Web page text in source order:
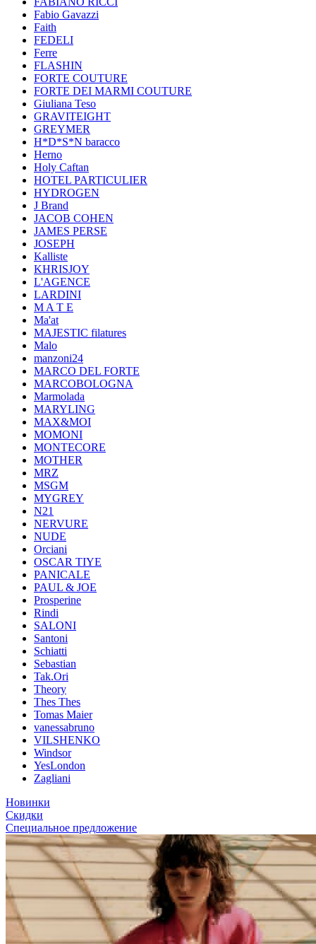
Fabio Gavazzi
Faith
FEDELI
Ferre
FLASHIN
FORTE COUTURE
FORTE DEI MARMI COUTURE
Giuliana Teso
GRAVITEIGHT
GREYMER
H*D*S*N baracco
Herno
Holy Caftan
HOTEL PARTICULIER
HYDROGEN
J Brand
JACOB COHEN
JAMES PERSE
JOSEPH
Kalliste
KHRISJOY
L'AGENCE
LARDINI
M A T E
Ma'at
MAJESTIC filatures
Malo
manzoni24
MARCO DEL FORTE
MARCOBOLOGNA
Marmolada
MARYLING
MAX&MOI
MOMONI
MONTECORE
MOTHER
MRZ
MSGM
MYGREY
N21
NERVURE
NUDE
Orciani
OSCAR TIYE
PANICALE
PAUL & JOE
Prosperine
Rindi
SALONI
Santoni
Schiatti
Sebastian
Tak.Ori
Theory
Thes Thes
Tomas Maier
vanessabruno
VILSHENKO
Windsor
YesLondon
Zagliani
Новинки
Скидки
Специальное предложение